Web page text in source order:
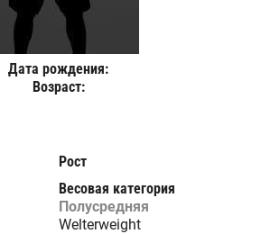
Дата рождения:
Возраст:
Рост
Весовая категория
Полусредняя
Welterweight